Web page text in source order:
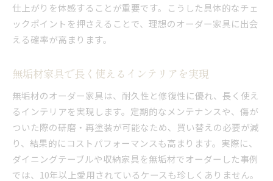
仕上がりを体感することが重要です。こうした具体的なチェ
ックポイントを押さえることで、理想のオーダー家具に出会
える確率が高まります。
無垢材家具で長く使えるインテリアを実現
無垢材のオーダー家具は、耐久性と修復性に優れ、長く使え
るインテリアを実現します。定期的なメンテナンスや、傷が
ついた際の研磨・再塗装が可能なため、買い替えの必要が減
り、結果的にコストパフォーマンスも高まります。実際に、
ダイニングテーブルや収納家具を無垢材でオーダーした事例
では、10年以上愛用されているケースも珍しくありません。